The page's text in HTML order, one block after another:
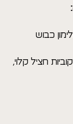
כבוש
חציל קלוי,